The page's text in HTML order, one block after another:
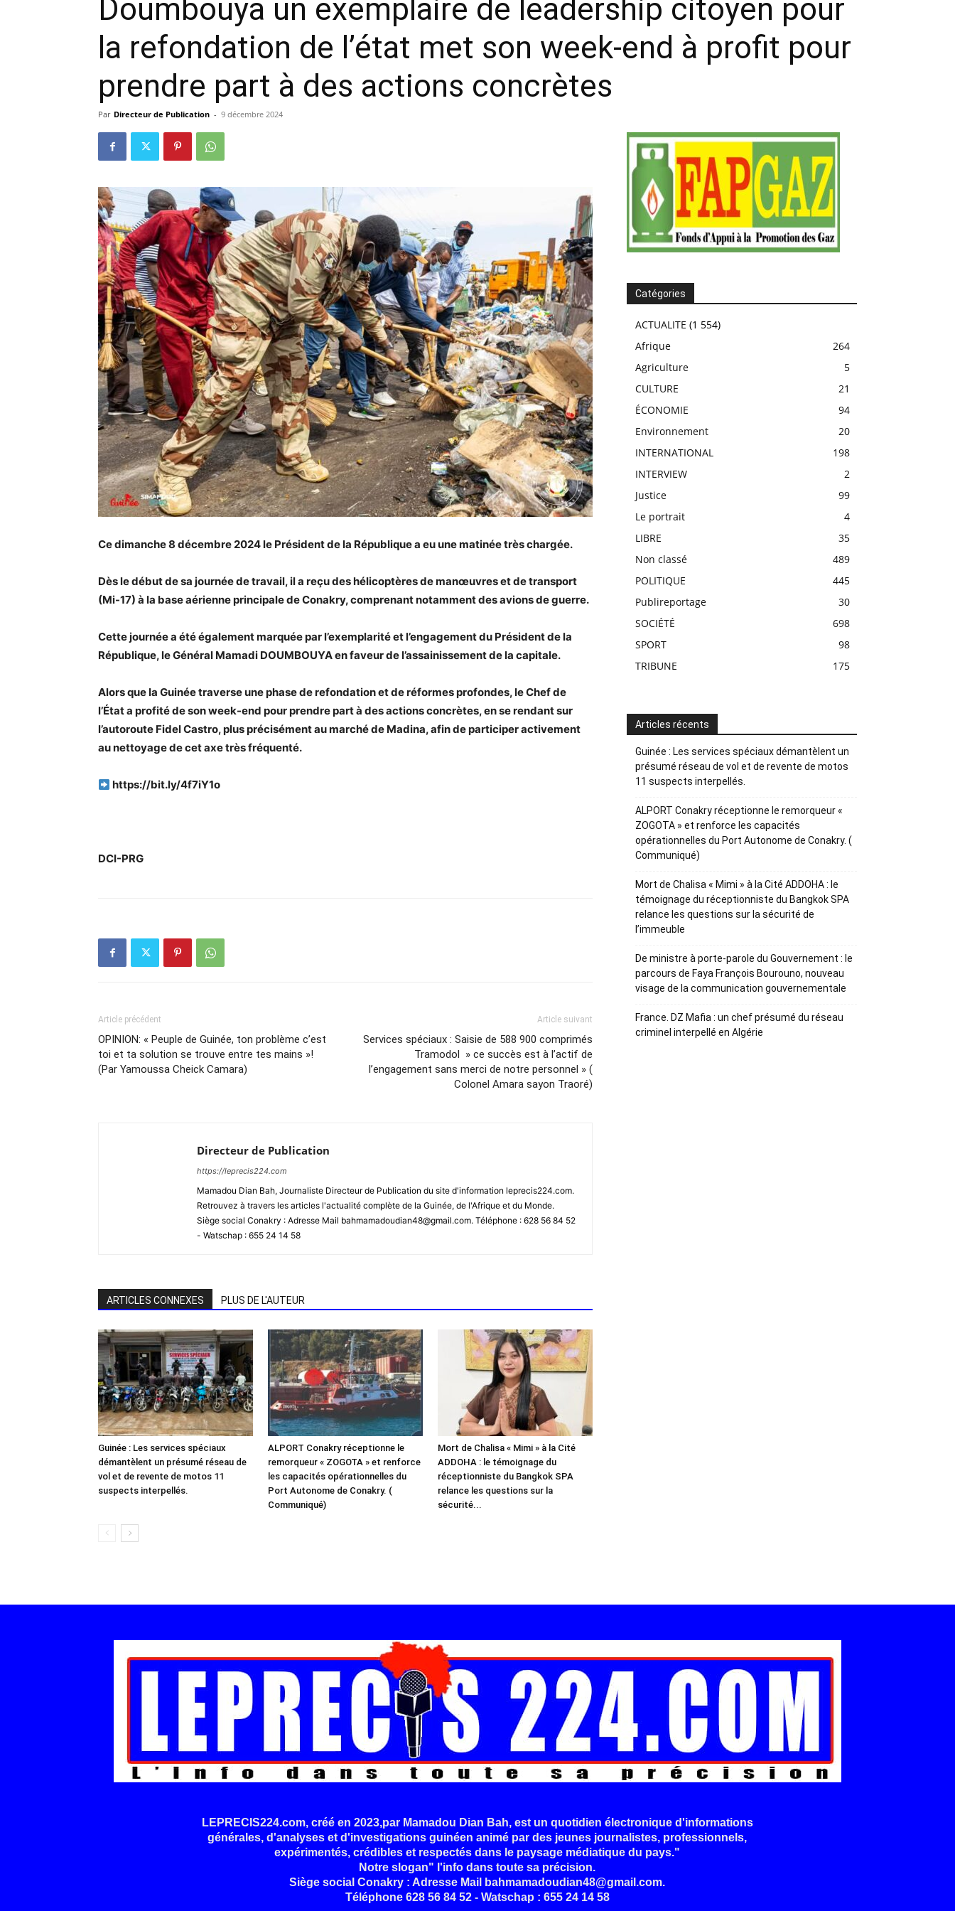
précision
Doumbouya un exemplaire de leadership citoyen pour
la refondation de l’état met son week-end à profit pour
prendre part à des actions concrètes
Par Directeur de Publication - 9 décembre 2024
Ce dimanche 8 décembre 2024 le Président de la République a eu une matinée très chargée.
Dès le début de sa journée de travail, il a reçu des hélicoptères de manœuvres et de transport
(Mi-17) à la base aérienne principale de Conakry, comprenant notamment des avions de guerre.
Cette journée a été également marquée par l’exemplarité et l’engagement du Président de la
République, le Général Mamadi DOUMBOUYA en faveur de l’assainissement de la capitale.
Alors que la Guinée traverse une phase de refondation et de réformes profondes, le Chef de
l’État a profité de son week-end pour prendre part à des actions concrètes, en se rendant sur
l’autoroute Fidel Castro, plus précisément au marché de Madina, afin de participer activement
au nettoyage de cet axe très fréquenté.
https://bit.ly/4f7iY1o
DCI-PRG
Article précédent
OPINION: « Peuple de Guinée, ton problème c’est
toi et ta solution se trouve entre tes mains »!
(Par Yamoussa Cheick Camara)
Article suivant
Services spéciaux : Saisie de 588 900 comprimés
Tramodol » ce succès est à l’actif de
l’engagement sans merci de notre personnel » (
Colonel Amara sayon Traoré)
Directeur de Publication
https://leprecis224.com
Mamadou Dian Bah, Journaliste Directeur de Publication du site d'information leprecis224.com.
Retrouvez à travers les articles l'actualité complète de la Guinée, de l'Afrique et du Monde.
Siège social Conakry : Adresse Mail bahmamadoudian48@gmail.com. Téléphone : 628 56 84 52
- Watschap : 655 24 14 58
ARTICLES CONNEXES PLUS DE L'AUTEUR
Guinée : Les services spéciaux
démantèlent un présumé réseau de
vol et de revente de motos 11
suspects interpellés.
ALPORT Conakry réceptionne le
remorqueur « ZOGOTA » et renforce
les capacités opérationnelles du
Port Autonome de Conakry. (
Communiqué)
Mort de Chalisa « Mimi » à la Cité
ADDOHA : le témoignage du
réceptionniste du Bangkok SPA
relance les questions sur la
sécurité...
Catégories
ACTUALITE (1 554)
Afrique
264
Agriculture
5
CULTURE
21
ÉCONOMIE
94
Environnement
20
INTERNATIONAL
198
INTERVIEW
2
Justice
99
Le portrait
4
LIBRE
35
Non classé
489
POLITIQUE
445
Publireportage
30
SOCIÉTÉ
698
SPORT
98
TRIBUNE
175
Articles récents
Guinée : Les services spéciaux démantèlent un
présumé réseau de vol et de revente de motos
11 suspects interpellés.
ALPORT Conakry réceptionne le remorqueur «
ZOGOTA » et renforce les capacités
opérationnelles du Port Autonome de Conakry. (
Communiqué)
Mort de Chalisa « Mimi » à la Cité ADDOHA : le
témoignage du réceptionniste du Bangkok SPA
relance les questions sur la sécurité de
l’immeuble
De ministre à porte-parole du Gouvernement : le
parcours de Faya François Bourouno, nouveau
visage de la communication gouvernementale
France. DZ Mafia : un chef présumé du réseau
criminel interpellé en Algérie
LEPRECIS224.com, créé en 2023,par Mamadou Dian Bah, est un quotidien électronique d'informations
générales, d'analyses et d'investigations guinéen animé par des jeunes journalistes, professionnels,
expérimentés, crédibles et respectés dans le paysage médiatique du pays."
Notre slogan" l'info dans toute sa précision.
Siège social Conakry : Adresse Mail bahmamadoudian48@gmail.com.
Téléphone 628 56 84 52 - Watschap : 655 24 14 58